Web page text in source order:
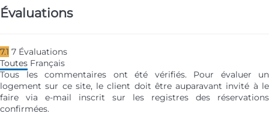
Évaluations
7.1 7 Évaluations
Toutes Français
Tous les commentaires ont été vérifiés. Pour évaluer un
logement sur ce site, le client doit être auparavant invité à le
faire via e-mail inscrit sur les registres des réservations
confirmées.